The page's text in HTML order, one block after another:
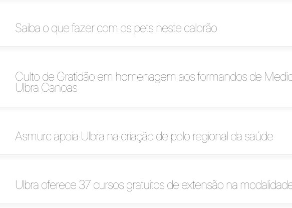
Saiba o que fazer com os pets neste calorão
Culto de Gratidão em homenagem aos formandos de
Ulbra Canoas
Asmurc apoia Ulbra na criação de polo regional da saúde
Ulbra oferece 37 cursos gratuitos de extensão na